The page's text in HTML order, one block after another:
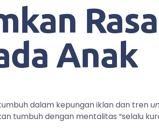
Anak
dalam kepungan iklan dan tren
tumbuh dengan mentalitas “selalu